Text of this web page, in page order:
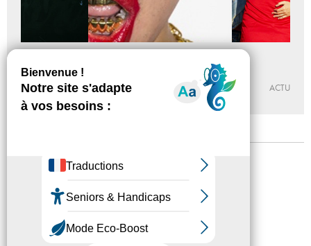
Du 22 - 06 au 13 - 09 - 2015
PALAIS DE TOKYO
ACTU
Mentions légales
Accessibilité